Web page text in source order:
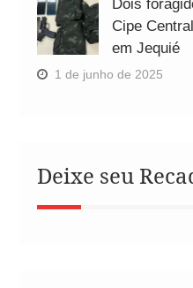
Dois
Cipe
em Jequié
1 de junho de 2025
Deixe seu